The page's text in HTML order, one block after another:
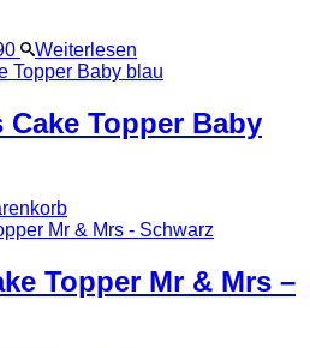
Weiterlesen
Cake Topper Baby
Topper Mr & Mrs –